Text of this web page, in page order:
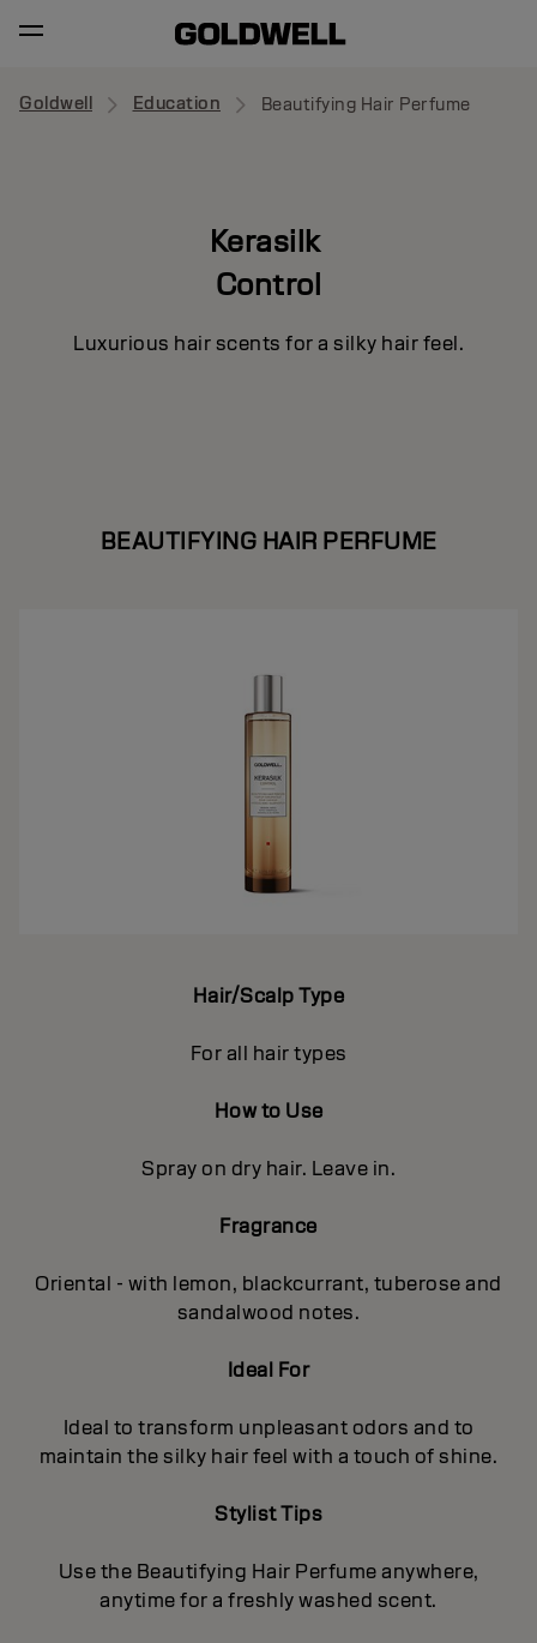
Goldwell Education Beautifying Hair Perfume
Kerasilk
Control
Luxurious hair scents for a silky hair feel.
BEAUTIFYING HAIR PERFUME
Hair/Scalp Type
For all hair types
How to Use
Spray on dry hair. Leave in.
Fragrance
Oriental - with lemon, blackcurrant, tuberose and
sandalwood notes.
Ideal For
Ideal to transform unpleasant odors and to
maintain the silky hair feel with a touch of shine.
Stylist Tips
Use the Beautifying Hair Perfume anywhere,
anytime for a freshly washed scent.